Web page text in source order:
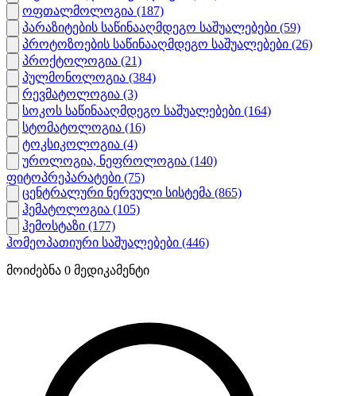
ოფთალმოლოგია (187)
პარაზიტების საწინააღმდეგო საშუალებები (59)
პროტოზოების საწინააღმდეგო საშუალებები (26)
პროქტოლოგია (21)
პულმონოლოგია (384)
რევმატოლოგია (3)
სოკოს საწინააღმდეგო საშუალებები (164)
სტომატოლოგია (16)
ტოკსიკოლოგია (4)
უროლოგია, ნეფროლოგია (140)
ფიტოპრეპარატები (75)
ცენტრალური ნერვული სისტემა (865)
ჰემატოლოგია (105)
ჰემოსტაზი (177)
ჰომეოპათიური საშუალებები (446)
მოიძებნა 0 მედიკამენტი